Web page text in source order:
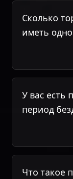
Сколько
иметь
У вас есть
период
Что такое